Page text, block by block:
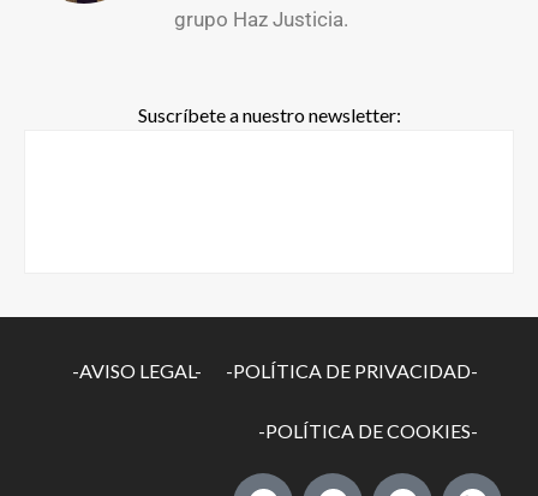
grupo Haz Justicia.
Suscríbete a nuestro newsletter:
-AVISO LEGAL- -POLÍTICA DE PRIVACIDAD-
-POLÍTICA DE COOKIES-